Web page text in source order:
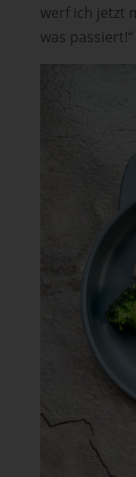
werf ich jetzt
was passiert!“